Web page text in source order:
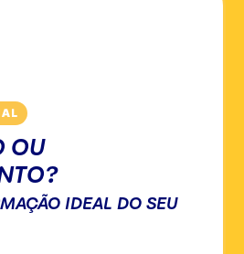
OU
IDEAL DO SEU